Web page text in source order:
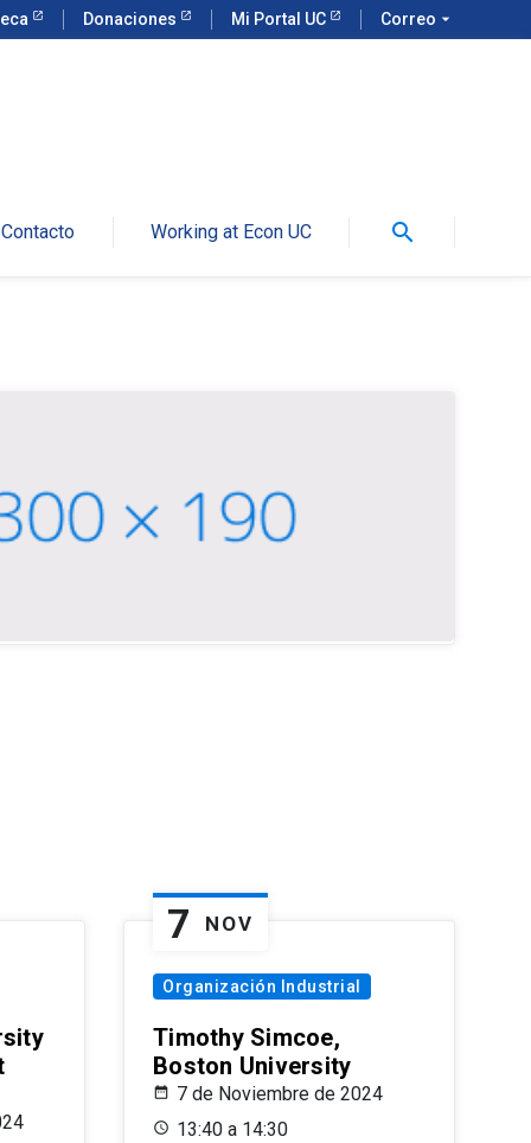
Donaciones Mi Portal UC Correo arrow_drop_down
Contacto Working at Econ UC search
7 NOV
Organización Industrial
Timothy Simcoe,
Boston University
7 de Noviembre de 2024
13:40 a 14:30